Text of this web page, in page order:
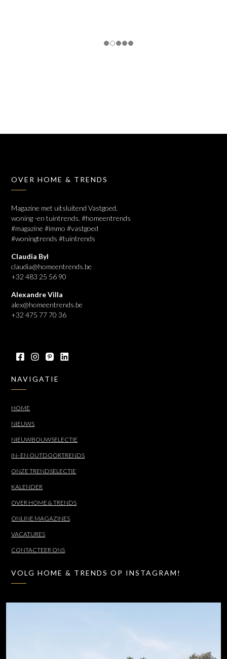
OVER HOME & TRENDS
Magazine met uitsluitend Vastgoed,
woning -en tuintrends. #homeentrends
#magazine #immo #vastgoed
#woningtrends #tuintrends
Claudia Byl
claudia@homeentrends.be
+32 483 25 56 90
Alexandre Villa
alex@homeentrends.be
+32 475 77 70 36
NAVIGATIE
HOME
NIEUWS
NIEUWBOUWSELECTIE
IN- EN OUTDOORTRENDS
ONZE TRENDSELECTIE
KALENDER
OVER HOME & TRENDS
ONLINE MAGAZINES
VACATURES
CONTACTEER ONS
VOLG HOME & TRENDS OP INSTAGRAM!